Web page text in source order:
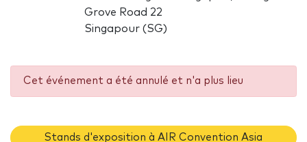
Grove Road 22
Singapour (SG)
Cet événement a été annulé et n'a plus lieu
Stands d'exposition à AIR Convention Asia